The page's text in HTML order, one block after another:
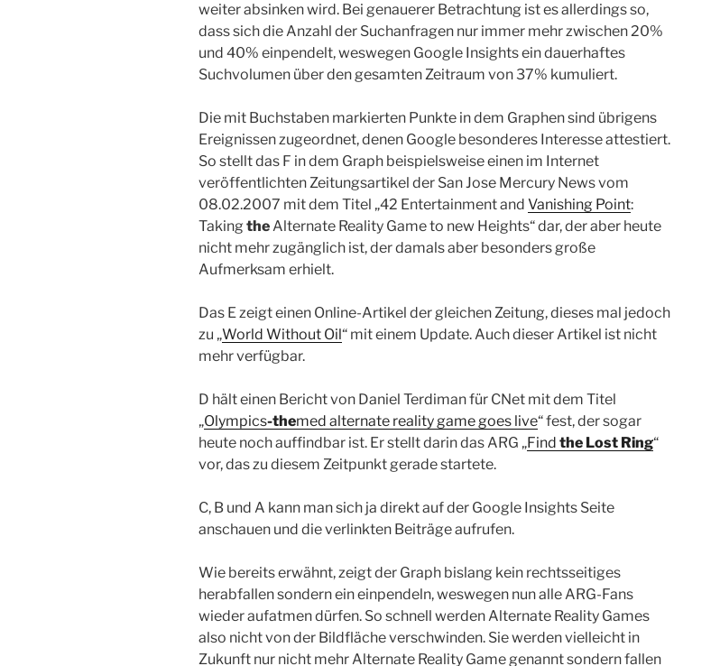
weiter absinken wird. Bei genauerer Betrachtung ist es allerdings so,
dass sich die Anzahl der Suchanfragen nur immer mehr zwischen 20%
und 40% einpendelt, weswegen Google Insights ein dauerhaftes
Suchvolumen über den gesamten Zeitraum von 37% kumuliert.
Die mit Buchstaben markierten Punkte in dem Graphen sind übrigens
Ereignissen zugeordnet, denen Google besonderes Interesse attestiert.
So stellt das F in dem Graph beispielsweise einen im Internet
veröffentlichten Zeitungsartikel der San Jose Mercury News vom
08.02.2007 mit dem Titel „42 Entertainment and Vanishing Point:
Taking theAlternate Reality Game to new Heights“ dar, der aber heute
nicht mehr zugänglich ist, der damals aber besonders große
Aufmerksam erhielt.
Das E zeigt einen Online-Artikel der gleichen Zeitung, dieses mal jedoch
zu „World Without Oil“ mit einem Update. Auch dieser Artikel ist nicht
mehr verfügbar.
D hält einen Bericht von Daniel Terdiman für CNet mit dem Titel
„Olympics-themed alternate reality game goes live“ fest, der sogar
heute noch auffindbar ist. Er stellt darin das ARG „Find the Lost Ring“
vor, das zu diesem Zeitpunkt gerade startete.
C, B und A kann man sich ja direkt auf der Google Insights Seite
anschauen und die verlinkten Beiträge aufrufen.
Wie bereits erwähnt, zeigt der Graph bislang kein rechtsseitiges
herabfallen sondern ein einpendeln, weswegen nun alle ARG-Fans
wieder aufatmen dürfen. So schnell werden Alternate Reality Games
also nicht von der Bildfläche verschwinden. Sie werden vielleicht in
Zukunft nur nicht mehr Alternate Reality Game genannt sondern fallen